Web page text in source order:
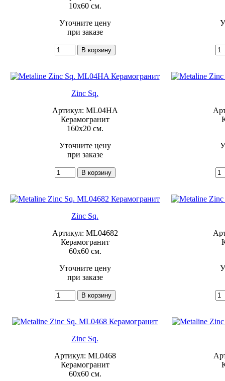
10x60 см.
Уточните цену
при заказе
Zinc Sq.
Артикул: ML04HA
Керамогранит
160x20 см.
Уточните цену
при заказе
Zinc Sq.
Артикул: ML04682
Керамогранит
60x60 см.
Уточните цену
при заказе
Zinc Sq.
Артикул: ML0468
Керамогранит
60x60 см.